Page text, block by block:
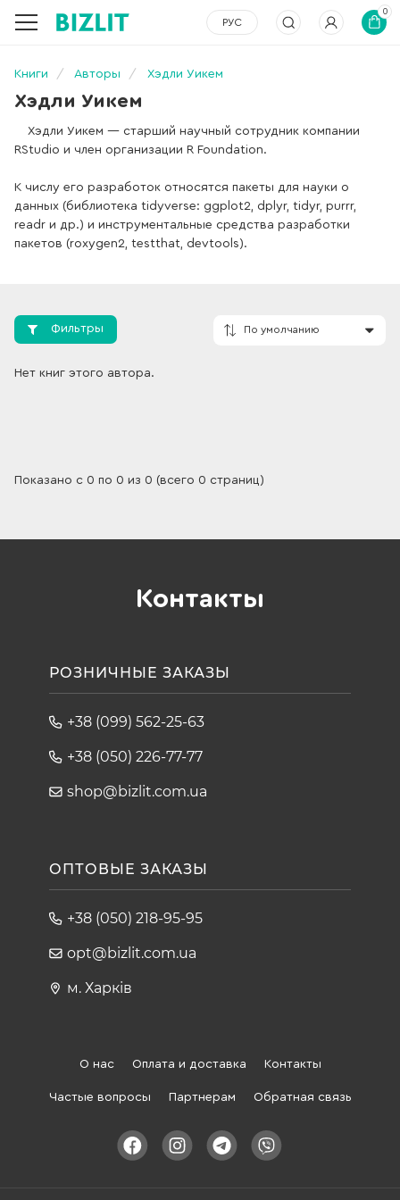
РУС
0
Книги Авторы Хэдли Уикем
Хэдли Уикем
Хэдли Уикем — старший научный сотрудник компании
RStudio и член организации R Foundation.
К числу его разработок относятся пакеты для науки о
данных (библиотека tidyverse: ggplot2, dplyr, tidyr, purrr,
readr и др.) и инструментальные средства разработки
пакетов (roxygen2, testthat, devtools).
Фильтры
Нет книг этого автора.
Показано с 0 по 0 из 0 (всего 0 страниц)
Контакты
РОЗНИЧНЫЕ ЗАКАЗЫ
+38 (099) 562-25-63
+38 (050) 226-77-77
shop@bizlit.com.ua
ОПТОВЫЕ ЗАКАЗЫ
+38 (050) 218-95-95
opt@bizlit.com.ua
м. Харків
О нас Оплата и доставка Контакты
Частые вопросы Партнерам Обратная связь